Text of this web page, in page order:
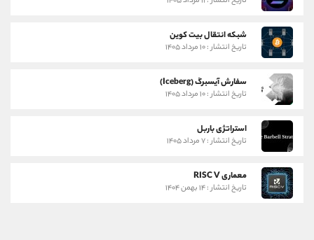
شبکه انتقال بیت کوین
تاریخ انتشار : ۱۰ مرداد ۱۴۰۵
سفارش آیسبرگ (Iceberg)
تاریخ انتشار : ۱۰ مرداد ۱۴۰۵
استراتژی باربل
تاریخ انتشار : ۷ مرداد ۱۴۰۵
معماری RISC V
تاریخ انتشار : ۱۴ بهمن ۱۴۰۴